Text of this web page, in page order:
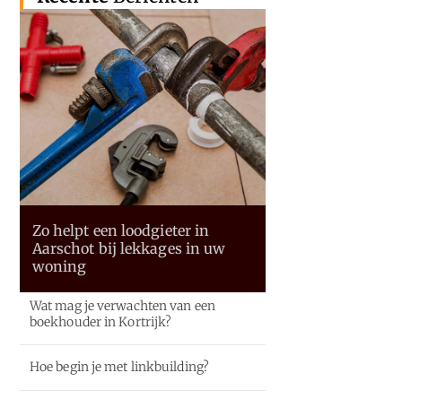
Zo helpt een loodgieter in
Aarschot bij lekkages in uw
woning
Wat mag je verwachten van een
boekhouder in Kortrijk?
Hoe begin je met linkbuilding?